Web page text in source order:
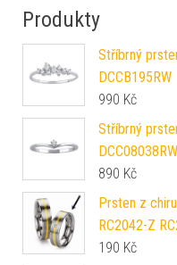
Produkty
Stříbrný
DCCB195RW
990 Kč
Stříbrný
DCC08038RW
890 Kč
Prsten z
RC2042-Z
190 Kč